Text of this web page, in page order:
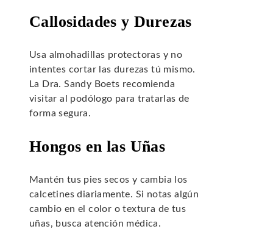
Callosidades y Durezas
Usa almohadillas protectoras y no
intentes cortar las durezas tú mismo.
La Dra. Sandy Boets recomienda
visitar al podólogo para tratarlas de
forma segura.
Hongos en las Uñas
Mantén tus pies secos y cambia los
calcetines diariamente. Si notas algún
cambio en el color o textura de tus
uñas, busca atención médica.